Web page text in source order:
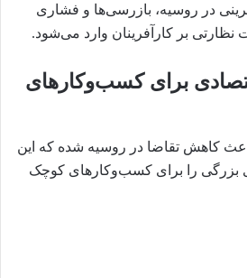
در روسیه، بازرسی‌ها و فشاری
بر کارآفرینان وارد می‌شود.
برای کسب‌وکارهای
کاهش تقاضا در روسیه شده که این
بزرگی را برای کسب‌وکارهای کوچک